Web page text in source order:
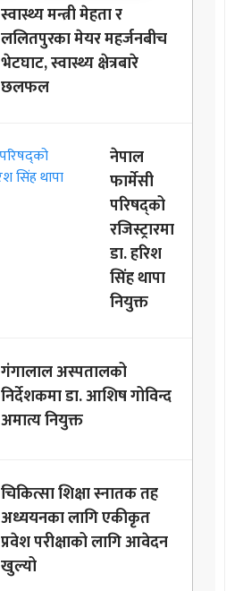
स्वास्थ्य मन्त्री मेहता र
ललितपुरका मेयर महर्जनबीच
भेटघाट, स्वास्थ्य क्षेत्रबारे
छलफल
नेपाल
फार्मेसी
परिषद्को
रजिस्ट्रारमा
डा. हरिश
सिंह थापा
नियुक्त
गंगालाल अस्पतालको
निर्देशकमा डा. आशिष गोविन्द
अमात्य नियुक्त
चिकित्सा शिक्षा स्नातक तह
अध्ययनका लागि एकीकृत
प्रवेश परीक्षाको लागि आवेदन
खुल्यो